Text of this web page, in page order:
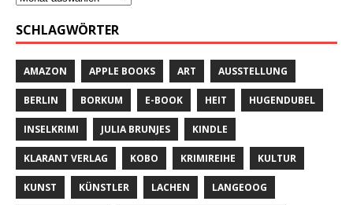
SCHLAGWÖRTER
AMAZON APPLE BOOKS ART AUSSTELLUNG
BERLIN BORKUM E-BOOK HEIT HUGENDUBEL
INSELKRIMI JULIA BRUNJES KINDLE
KLARANT VERLAG KOBO KRIMIREIHE KULTUR
KUNST KÜNSTLER LACHEN LANGEOOG